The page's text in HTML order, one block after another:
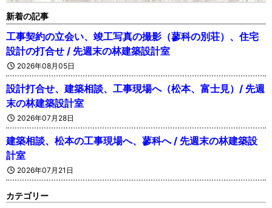
新着の記事
工事契約の立会い、竣工写真の撮影（蓼科の別荘）、住宅
設計の打合せ / 先週末の林建築設計室
2026年08月05日
設計打合せ、建築相談、工事現場へ（松本、富士見）/ 先週
末の林建築設計室
2026年07月28日
建築相談、松本の工事現場へ、蓼科へ / 先週末の林建築設
計室
2026年07月21日
カテゴリー